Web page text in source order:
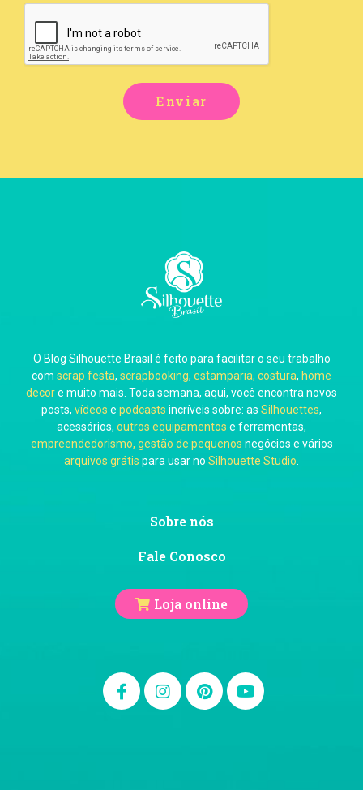
Enviar
O Blog Silhouette Brasil é feito para facilitar o seu trabalho
com scrap festa, scrapbooking, estamparia, costura, home
decore muito mais. Toda semana, aqui, você encontra novos
posts, vídeos e podcasts incríveis sobre: as Silhouettes,
acessórios, outros equipamentos e ferramentas,
empreendedorismo, gestão de pequenos negócios e vários
arquivos grátis para usar no Silhouette Studio
Sobre nós
Fale Conosco
Loja online